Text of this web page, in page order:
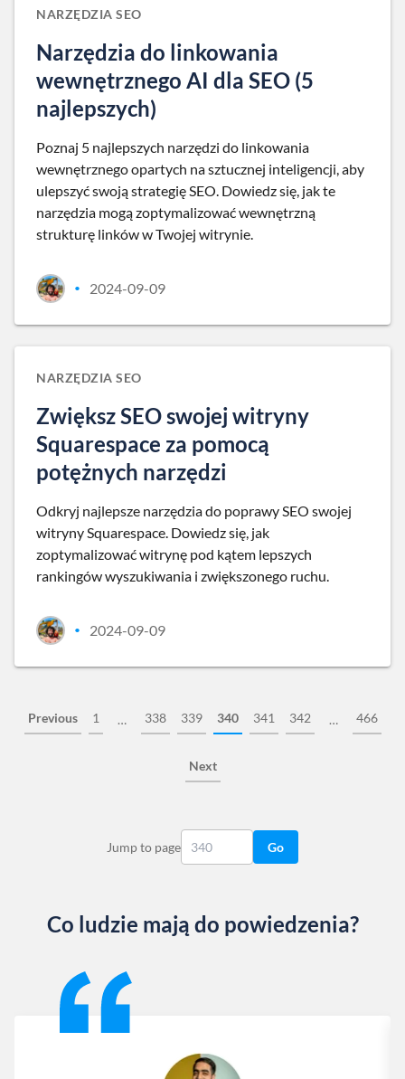
NARZĘDZIA SEO
Narzędzia do linkowania
wewnętrznego AI dla SEO (5
najlepszych)
Poznaj 5 najlepszych narzędzi do linkowania
wewnętrznego opartych na sztucznej inteligencji, aby
ulepszyć swoją strategię SEO. Dowiedz się, jak te
narzędzia mogą zoptymalizować wewnętrzną
strukturę linków w Twojej witrynie.
• 2024-09-09
NARZĘDZIA SEO
Zwiększ SEO swojej witryny
Squarespace za pomocą
potężnych narzędzi
Odkryj najlepsze narzędzia do poprawy SEO swojej
witryny Squarespace. Dowiedz się, jak
zoptymalizować witrynę pod kątem lepszych
rankingów wyszukiwania i zwiększonego ruchu.
• 2024-09-09
Previous 1 … 338 339 340 341 342 … 466
Next
Jump to page Go
Co ludzie mają do powiedzenia?